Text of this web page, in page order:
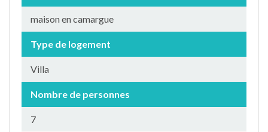
maison en camargue
Type de logement
Villa
Nombre de personnes
7